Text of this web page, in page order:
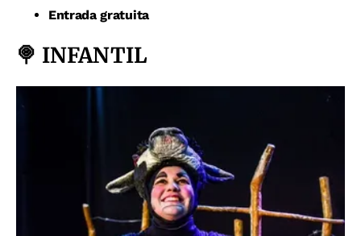
Entrada gratuita
🍭 INFANTIL